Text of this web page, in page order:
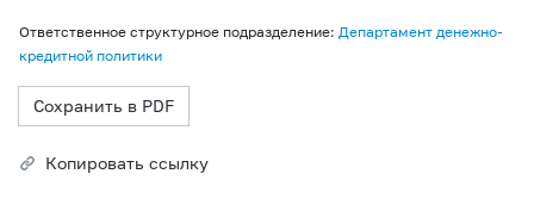
Ответственное структурное подразделение: Департамент денежно-
кредитной политики
Сохранить в PDF
Копировать ссылку